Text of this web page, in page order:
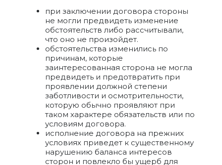
при заключении договора стороны
не могли предвидеть изменение
обстоятельств либо рассчитывали,
что оно не произойдет.
обстоятельства изменились по
причинам, которые
заинтересованная сторона не могла
предвидеть и предотвратить при
проявлении должной степени
заботливости и осмотрительности,
которую обычно проявляют при
таком характере обязательств или по
условиям договора.
исполнение договора на прежних
условиях приведет к существенному
нарушению баланса интересов
сторон и повлекло бы ущерб для